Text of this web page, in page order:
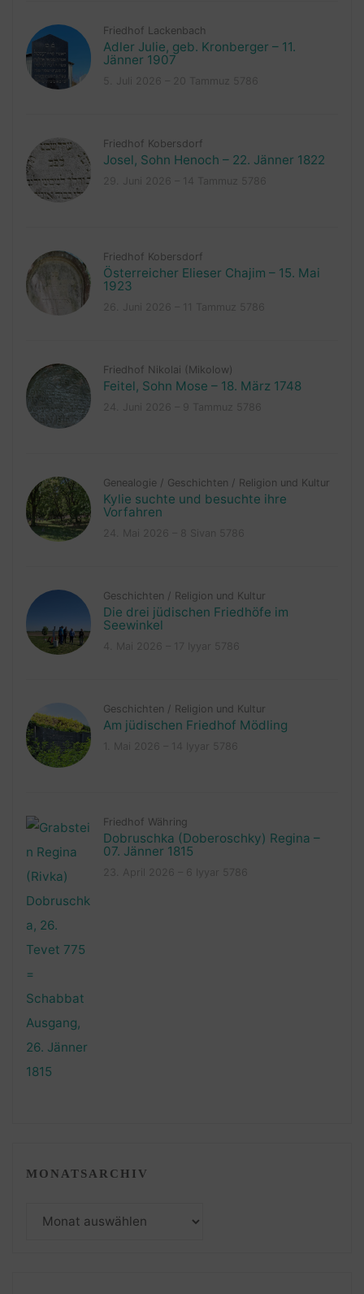
Friedhof Lackenbach
Adler Julie, geb. Kronberger – 11.
Jänner 1907
Friedhof Kobersdorf
Josel, Sohn Henoch – 22. Jänner 1822
Friedhof Kobersdorf
Österreicher Elieser Chajim – 15. Mai
1923
Friedhof Nikolai (Mikolow)
Feitel, Sohn Mose – 18. März 1748
Genealogie / Geschichten / Religion und Kultur
Kylie suchte und besuchte ihre
Vorfahren
Geschichten / Religion und Kultur
Die drei jüdischen Friedhöfe im
Seewinkel
Geschichten / Religion und Kultur
Am jüdischen Friedhof Mödling
Friedhof Währing
Dobruschka (Doberoschky) Regina –
07. Jänner 1815
MONATSARCHIV
Monatsarchiv